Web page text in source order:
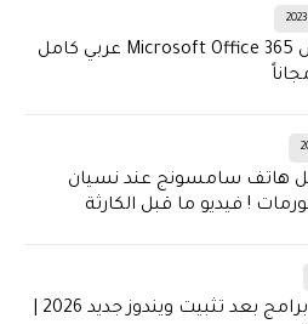
تحميل اوفيس Microsoft Office 365 عربي كامل
هاتف سامسونج عند نسيان
! فيديو ما قبل الكارثة